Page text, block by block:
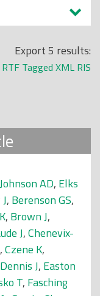
Export 5 results:
RTF Tagged XML RIS
Johnson AD, Elks
, Berenson GS,
, Brown J,
J,Chenevix-
,Czene K,
Dennis J, Easton
T, Fasching